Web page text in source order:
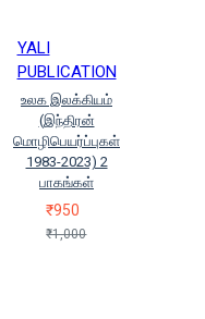
YALI
PUBLICATION
உலக இலக்கியம்
(இந்திரன்
மொழிபெயர்ப்புகள்
1983-2023) 2
பாகங்கள்
₹950
₹1,000